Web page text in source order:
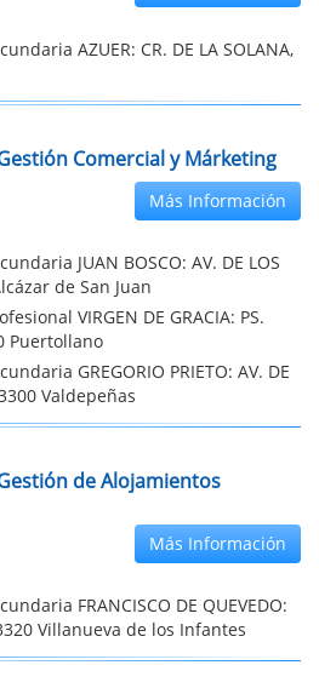
AZUER: CR. DE LA SOLANA,
Comercial y Márketing
Más Información
JUAN BOSCO: AV. DE LOS
de San Juan
VIRGEN DE GRACIA: PS.
Puertollano
GREGORIO PRIETO: AV. DE
Valdepeñas
de Alojamientos
Más Información
FRANCISCO DE QUEVEDO:
Villanueva de los Infantes